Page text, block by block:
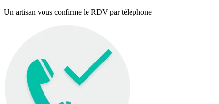
Un artisan vous confirme le RDV par téléphone